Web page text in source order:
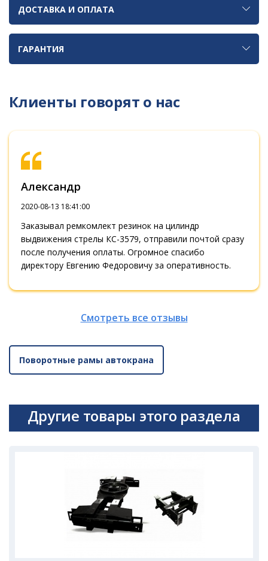
ДОСТАВКА И ОПЛАТА
ГАРАНТИЯ
Клиенты говорят о нас
Александр
2020-08-13 18:41:00
Заказывал ремкомлект резинок на цилиндр
выдвижения стрелы КС-3579, отправили почтой сразу
после получения оплаты. Огромное спасибо
директору Евгению Федоровичу за оперативность.
Смотреть все отзывы
Поворотные рамы автокрана
Другие товары этого раздела